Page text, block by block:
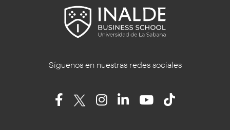
Síguenos en nuestras redes sociales